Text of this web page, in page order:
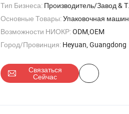
Тип Бизнеса: Производитель/Завод & Торговая Компания
Основные Товары:Упаковочная машина , машина для упаковки , машина для наполнения , промышленный робот , машина для упаковки в дойпак
Возможности НИОКР:ODM,OEM
Город/Провинция: Heyuan, Guangdong
Связаться
Сейчас